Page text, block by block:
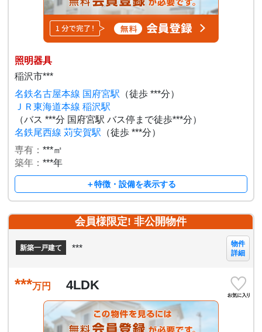
照明器具
稲沢市***
名鉄名古屋本線 国府宮駅 （徒歩 ***分）
ＪＲ東海道本線 稲沢駅
（バス ***分 国府宮駅 バス停まで徒歩***分）
名鉄尾西線 苅安賀駅 （徒歩 ***分）
専有：***㎡
築年：***年
＋特徴・設備を表示する
会員様限定! 非公開物件
新築一戸建て ***
物件
詳細
***万円 4LDK